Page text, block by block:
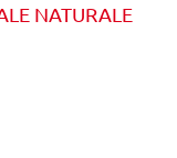
NATURALE